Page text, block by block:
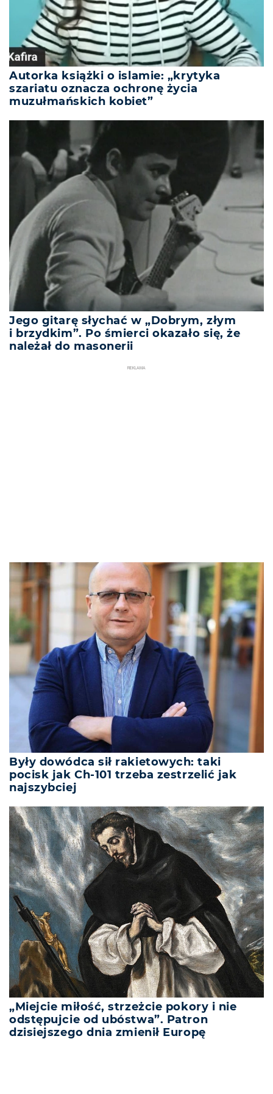
Autorka książki o islamie: „krytyka
szariatu oznacza ochronę życia
muzułmańskich kobiet”
Jego gitarę słychać w „Dobrym, złym
i brzydkim”. Po śmierci okazało się, że
należał do masonerii
REKLAMA
Były dowódca sił rakietowych: taki
pocisk jak Ch-101 trzeba zestrzelić jak
najszybciej
„Miejcie miłość, strzeżcie pokory i nie
odstępujcie od ubóstwa”. Patron
dzisiejszego dnia zmienił Europę